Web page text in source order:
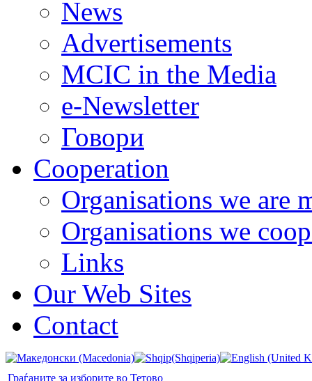
News
Advertisements
MCIC in the Media
e-Newsletter
Говори
Cooperation
Organisations we are
Organisations we
Links
Our Web Sites
Contact
Граѓаните за изборите во Тетово